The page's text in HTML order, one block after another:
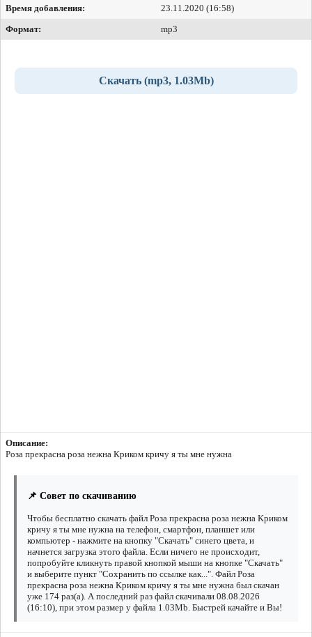
Время добавления:
23.11.2020 (16:58)
Формат:
mp3
Скачать (mp3, 1.03Mb)
Описание:
Роза прекрасна роза нежна Криком кричу я ты мне нужна
📌 Совет по скачиванию
Чтобы бесплатно скачать файл Роза прекрасна роза нежна Криком
кричу я ты мне нужна на телефон, смартфон, планшет или
компьютер - нажмите на кнопку "Скачать" синего цвета, и
начнется загрузка этого файла. Если ничего не происходит,
попробуйте кликнуть правой кнопкой мыши на кнопке "Скачать"
и выберите пункт "Сохранить по ссылке как...". Файл Роза
прекрасна роза нежна Криком кричу я ты мне нужна был скачан
уже 174 раз(а). А последний раз файл скачивали 08.08.2026
(16:10), при этом размер у файла 1.03Mb. Быстрей качайте и Вы!